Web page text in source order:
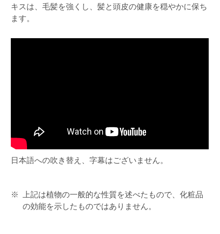
日本語への吹き替え、字幕はございません。
キスは、毛髪を強くし、髪と頭皮の健康を穏やかに保ち
ます。
上記は植物の一般的な性質を述べたもので、化粧品
の効能を示したものではありません。